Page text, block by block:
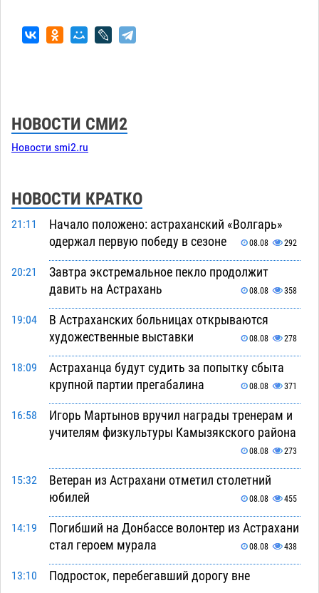
НОВОСТИ СМИ2
Новости smi2.ru
НОВОСТИ КРАТКО
21:11
Начало положено: астраханский «Волгарь»
одержал первую победу в сезоне
08.08 292
20:21
Завтра экстремальное пекло продолжит
давить на Астрахань
08.08 358
19:04
В Астраханских больницах открываются
художественные выставки
08.08 278
18:09
Астраханца будут судить за попытку сбыта
крупной партии прегабалина
08.08 371
16:58
Игорь Мартынов вручил награды тренерам и
учителям физкультуры Камызякского района
08.08 273
15:32
Ветеран из Астрахани отметил столетний
юбилей
08.08 455
14:19
Погибший на Донбассе волонтер из Астрахани
стал героем мурала
08.08 438
13:10
Подросток, перебегавший дорогу вне